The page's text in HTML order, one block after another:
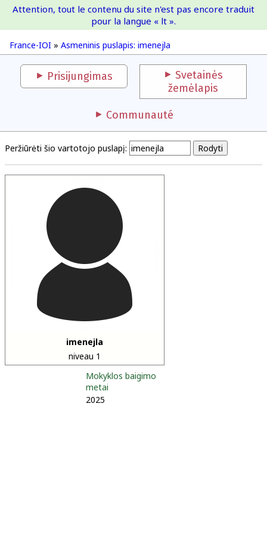
France-IOI
France-IOI » Asmeninis puslapis: imenejla
Attention, tout le contenu du site n'est pas encore traduit
pour la langue « lt ».
Prisijungimas
Svetainės
žemėlapis
Communauté
Peržiūrėti šio vartotojo puslapį:
imenejla
niveau 1
Mokyklos baigimo
metai
2025